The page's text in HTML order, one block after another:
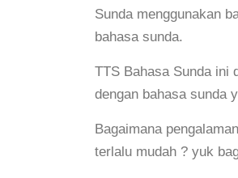
Sunda menggunakan
bahasa sunda.
TTS Bahasa Sunda ini
dengan bahasa sunda
Bagaimana
terlalu mudah ? yuk